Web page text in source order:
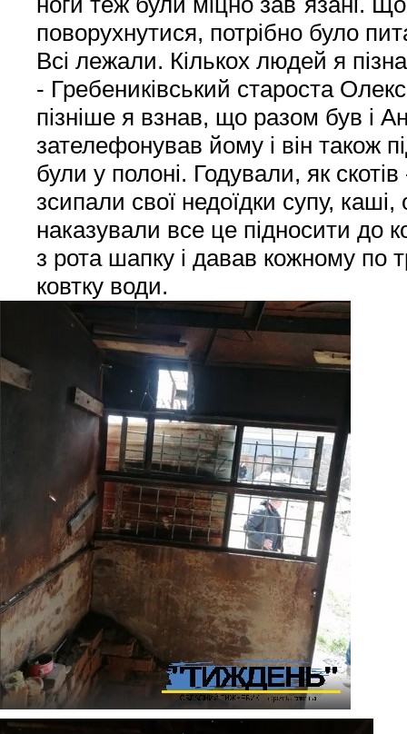
поворухнутися, потрібно було
Всі лежали. Кількох людей я
- Гребениківський староста
пізніше я взнав, що разом був і
зателефонував йому і він також
були у полоні. Годували, як
зсипали свої недоїдки супу,
наказували все це підносити до
з рота шапку і давав кожному по
ковтку води.